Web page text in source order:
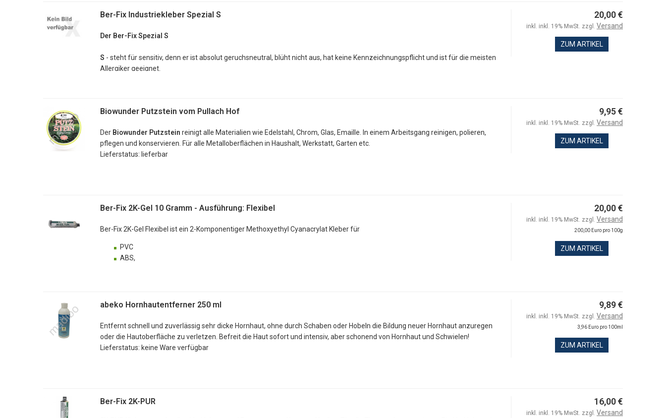
Ber-Fix Industriekleber Spezial S
Der Ber-Fix Spezial S
S - steht für sensitiv, denn er ist absolut geruchsneutral, blüht nicht aus, hat keine Kennzeichnungspflicht und ist für die meisten
Allergiker geeignet.
Im Verschluß eine passgerechte Spezial-Nadel, die den Kanal stets offen hält.
Ber-Fix Spezial Sbleibt flexibel wo andere Klebstoffe verhärten und brechen
Lieferstatus: lieferbar
20,00 €
inkl. inkl. 19% MwSt. zzgl. Versand
ZUM ARTIKEL
Biowunder Putzstein vom Pullach Hof
Der Biowunder Putzstein reinigt alle Materialien wie Edelstahl, Chrom, Glas, Emaille. In einem Arbeitsgang reinigen, polieren,
pflegen und konservieren. Für alle Metalloberflächen in Haushalt, Werkstatt, Garten etc.
Lieferstatus: lieferbar
9,95 €
inkl. inkl. 19% MwSt. zzgl. Versand
ZUM ARTIKEL
Ber-Fix 2K-Gel 10 Gramm - Ausführung: Flexibel
Ber-Fix 2K-Gel Flexibel ist ein 2-Komponentiger Methoxyethyl Cyanacrylat Kleber für
PVC
ABS,
Gummi
Eigenschaften:
schnelle
Gel / Thixotrop
20,00 €
inkl. inkl. 19% MwSt. zzgl. Versand
200,00 Euro pro 100g
ZUM ARTIKEL
abeko Hornhautentferner 250 ml
Entfernt schnell und zuverlässig sehr dicke Hornhaut, ohne durch Schaben oder Hobeln die Bildung neuer Hornhaut anzuregen
oder die Hautoberfläche zu verletzen. Befreit die Haut sofort und intensiv, aber schonend von Hornhaut und Schwielen!
Lieferstatus: keine Ware verfügbar
9,89 €
inkl. inkl. 19% MwSt. zzgl. Versand
3,96 Euro pro 100ml
ZUM ARTIKEL
Ber-Fix 2K-PUR 16,00 €
inkl. inkl. 19% MwSt. zzgl. Versand